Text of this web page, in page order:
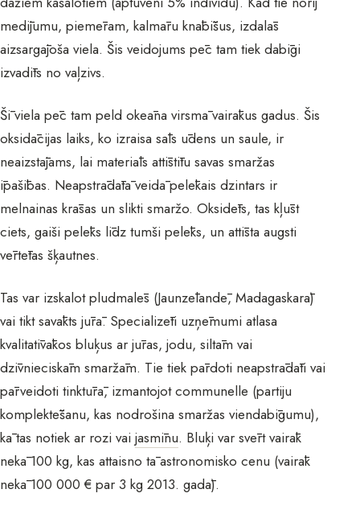
medījumu, piemēram, kalmāru knābīšus, izdalās
aizsargājoša viela. Šis veidojums pēc tam tiek dabīgi
izvadīts no vaļzivs.
Šī viela pēc tam peld okeāna virsmā vairākus gadus. Šis
oksidācijas laiks, ko izraisa sāls ūdens un saule, ir
neaizstājams, lai materiāls attīstītu savas smaržas
īpašības. Neapstrādātā veidā pelēkais dzintars ir
melnainas krāsas un slikti smaržo. Oksidēts, tas kļūst
ciets, gaiši pelēks līdz tumši pelēks, un attīsta augsti
vērtētas šķautnes.
Tas var izskalot pludmalēs (Jaunzēlandē, Madagaskarā)
vai tikt savākts jūrā. Specializēti uzņēmumi atlasa
kvalitatīvākos bluķus ar jūras, jodu, siltām vai
dzīvnieciskām smaržām. Tie tiek pārdoti neapstrādāti vai
pārveidoti tinktūrā, izmantojot communelle (partiju
komplektēšanu, kas nodrošina smaržas viendabīgumu),
kā tas notiek ar rozi vai jasmīnu. Bluķi var svērt vairāk
nekā 100 kg, kas attaisno tā astronomisko cenu (vairāk
nekā 100 000 € par 3 kg 2013. gadā).